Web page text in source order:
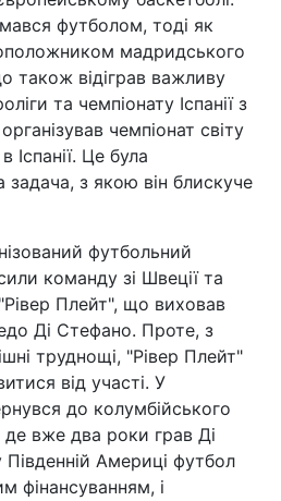
футболом, тоді як
мадридського
також відіграв важливу
та чемпіонату Іспанії з
чемпіонат світу
Іспанії. Це була
задача, з якою він блискуче
футбольний
команду зі Швеції та
Плейт", що виховав
Ді Стефано. Проте, з
труднощі, "Рівер Плейт"
від участі. У
до колумбійського
де вже два роки грав Ді
Америці футбол
фінансуванням, і